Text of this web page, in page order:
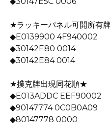
★ラッキーパネル可開所有
◆E0139900 4F940002
◆30142E80 0014
◆30142E84 0014
★撲克牌出現同花順★
◆E013ADDC EEF90002
◆90147774 0C0B0A09
◆80147778 0000